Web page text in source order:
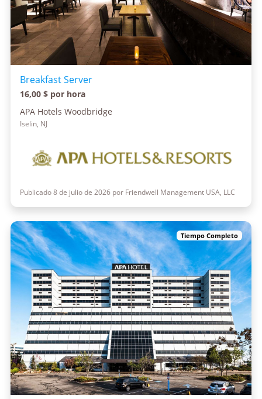
Breakfast Server
16,00 $ por hora
APA Hotels Woodbridge
Iselin, NJ
Publicado 8 de julio de 2026 por Friendwell Management USA, LLC
Tiempo Completo